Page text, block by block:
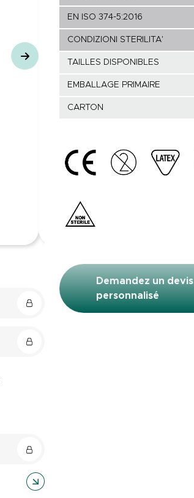
EN ISO 374-5:2016
CONDIZIONI STERILITA'
TAILLES DISPONIBLES
EMBALLAGE PRIMAIRE
CARTON
Demandez un devis
personnalisé